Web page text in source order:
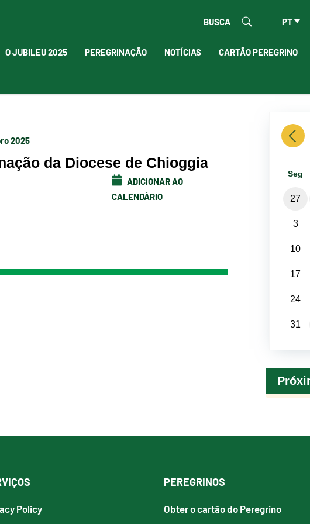
PT
BUSCA
O JUBILEU 2025 PEREGRINAÇÃO NOTÍCIAS CARTÃO PEREGRINO
2025
da Diocese de Chioggia
ADICIONAR AO
CALENDÁRIO
Seg
27
3
10
17
24
31
Policy
PEREGRINOS
Obter o cartão do Peregrino